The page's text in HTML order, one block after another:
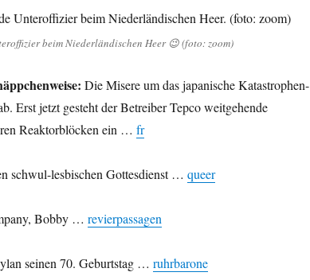
beim Niederländischen Heer 😉 (foto: zoom)
Die Misere um das japanische Katastrophen-
Erst jetzt gesteht der Betreiber Tepco weitgehende
Reaktorblöcken ein … fr
schwul-lesbischen Gottesdienst … queer
Bobby … revierpassagen
seinen 70. Geburtstag … ruhrbarone